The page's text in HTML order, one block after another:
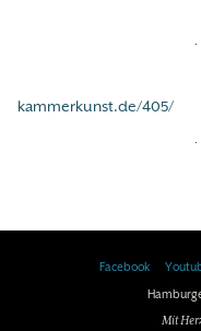
kammerkunst.de/405/
Facebook
Mit